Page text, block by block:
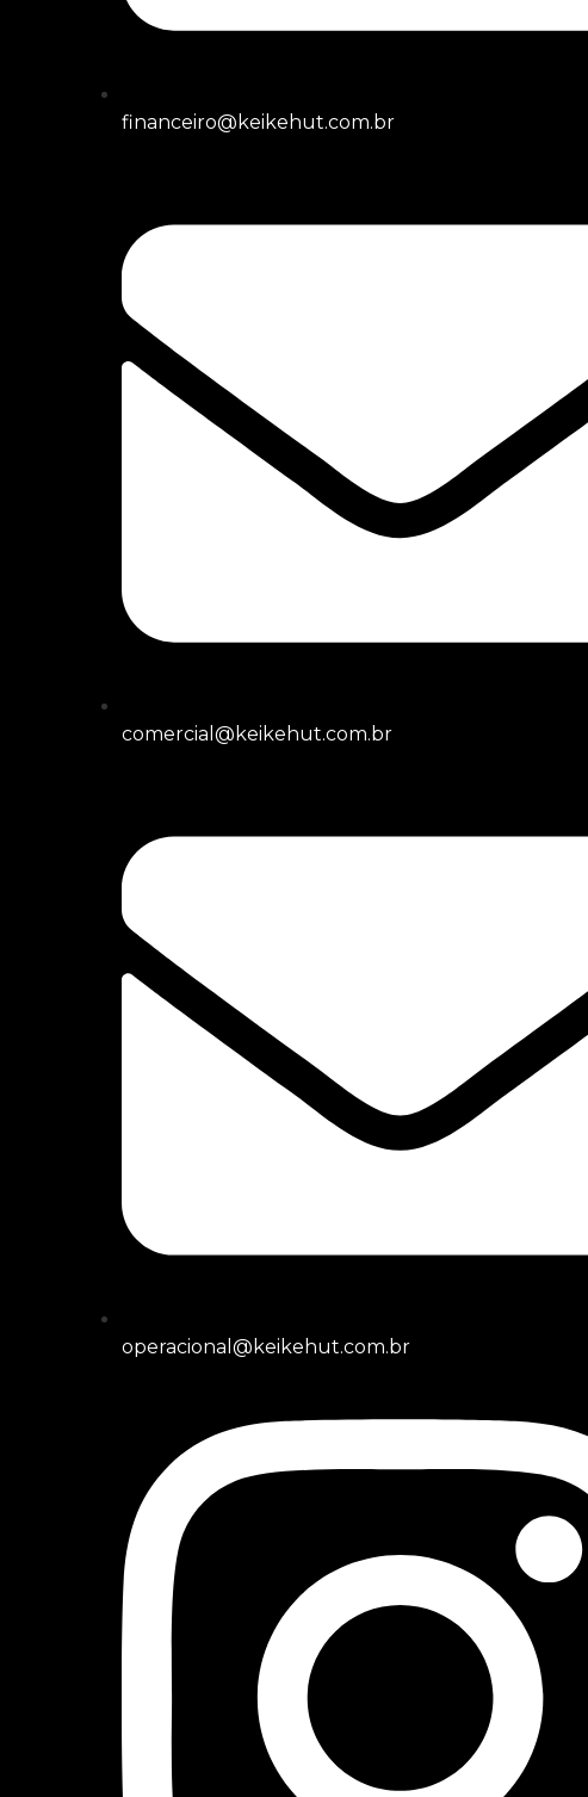
financeiro@keikehut.com.br
comercial@keikehut.com.br
operacional@keikehut.com.br